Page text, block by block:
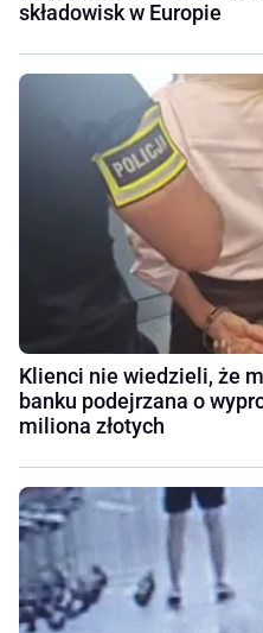
składowisk w Europie
Klienci nie wiedzieli, że
banku podejrzana o
miliona złotych